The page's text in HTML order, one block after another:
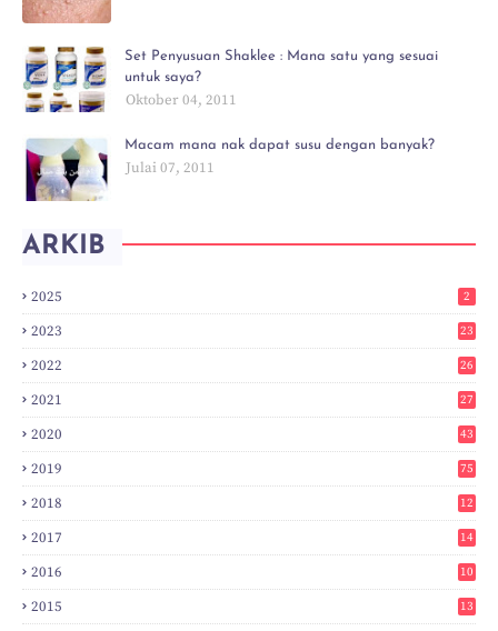
Set Penyusuan Shaklee : Mana satu yang sesuai
untuk saya?
Oktober 04, 2011
Macam mana nak dapat susu dengan banyak?
Julai 07, 2011
ARKIB
2025 2
2023 23
2022 26
2021 27
2020 43
2019 75
2018
12
8
2017
14
2016
10
3
2015
13
7